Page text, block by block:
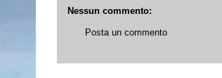
Nessun commento:
Posta un commento